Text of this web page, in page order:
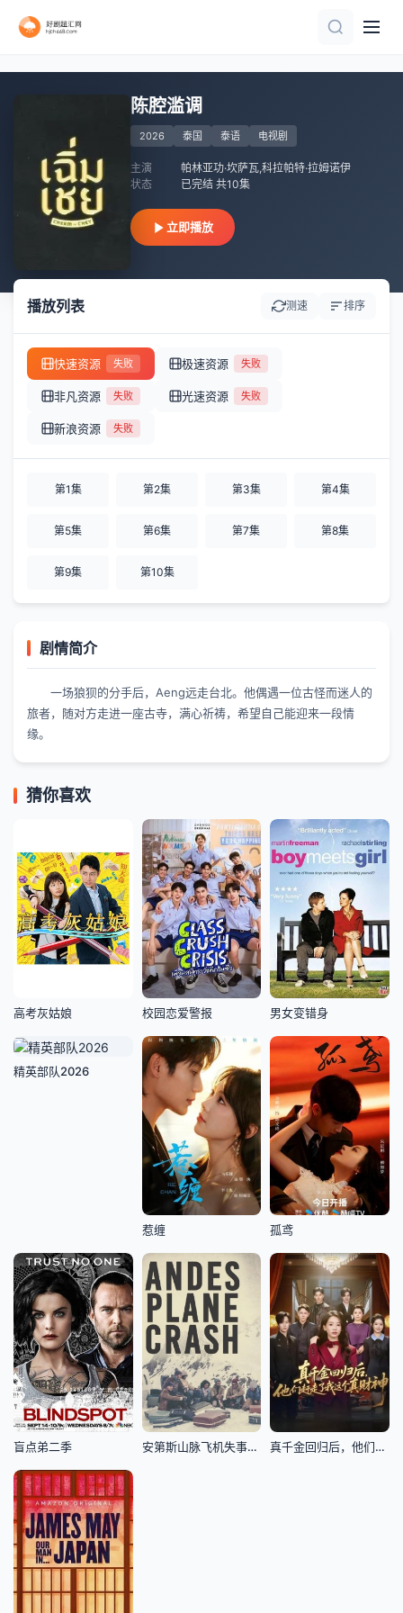
陈腔滥调
2026 泰国 泰语 电视剧
主演
帕林亚功·坎萨瓦,科拉帕特·拉姆诺伊
状态
已完结 共10集
立即播放
播放列表 测速 排序
快速资源 失败 极速资源 失败
非凡资源 失败 光速资源 失败
新浪资源 失败
第1集 第2集 第3集 第4集
第5集 第6集 第7集 第8集
第9集 第10集
剧情简介
一场狼狈的分手后，Aeng远走台北。他偶遇一位古怪而迷人的
旅者，随对方走进一座古寺，满心祈祷，希望自己能迎来一段情
缘。
猜你喜欢
已完结
高考灰姑娘
更新至02集
校园恋爱警报
已完结
男女变错身
已完结 共6集
精英部队2026
全集
惹缠
全24集
孤鸢
第22集完结
盲点弟二季
已完结 共3集
安第斯山脉飞机失事第一季
全集
真千金回归后，他们赶走了我这个真财神
已完结 共6集